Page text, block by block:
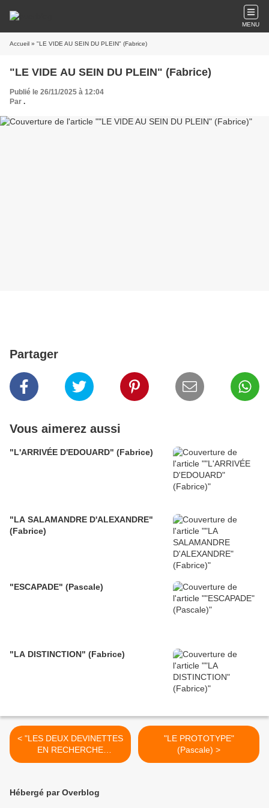
MENU
Accueil » "LE VIDE AU SEIN DU PLEIN" (Fabrice)
"LE VIDE AU SEIN DU PLEIN" (Fabrice)
Publié le 26/11/2025 à 12:04
Par .
Partager
Vous aimerez aussi
"L'ARRIVÉE D'EDOUARD" (Fabrice)
"LA SALAMANDRE D'ALEXANDRE"
(Fabrice)
"ESCAPADE" (Pascale)
"LA DISTINCTION" (Fabrice)
< "LES DEUX DEVINETTES
EN RECHERCHE
D'ACQUÊT" (Pascale)
"LE PROTOTYPE"
(Pascale) >
Hébergé par Overblog